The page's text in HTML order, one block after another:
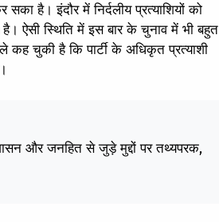
है। इंदौर में निर्दलीय प्रत्याशियों को
ऐसी स्थिति में इस बार के चुनाव में भी बहुत
कह चुकी है कि पार्टी के अधिकृत प्रत्याशी
और जनहित से जुड़े मुद्दों पर तथ्यपरक,